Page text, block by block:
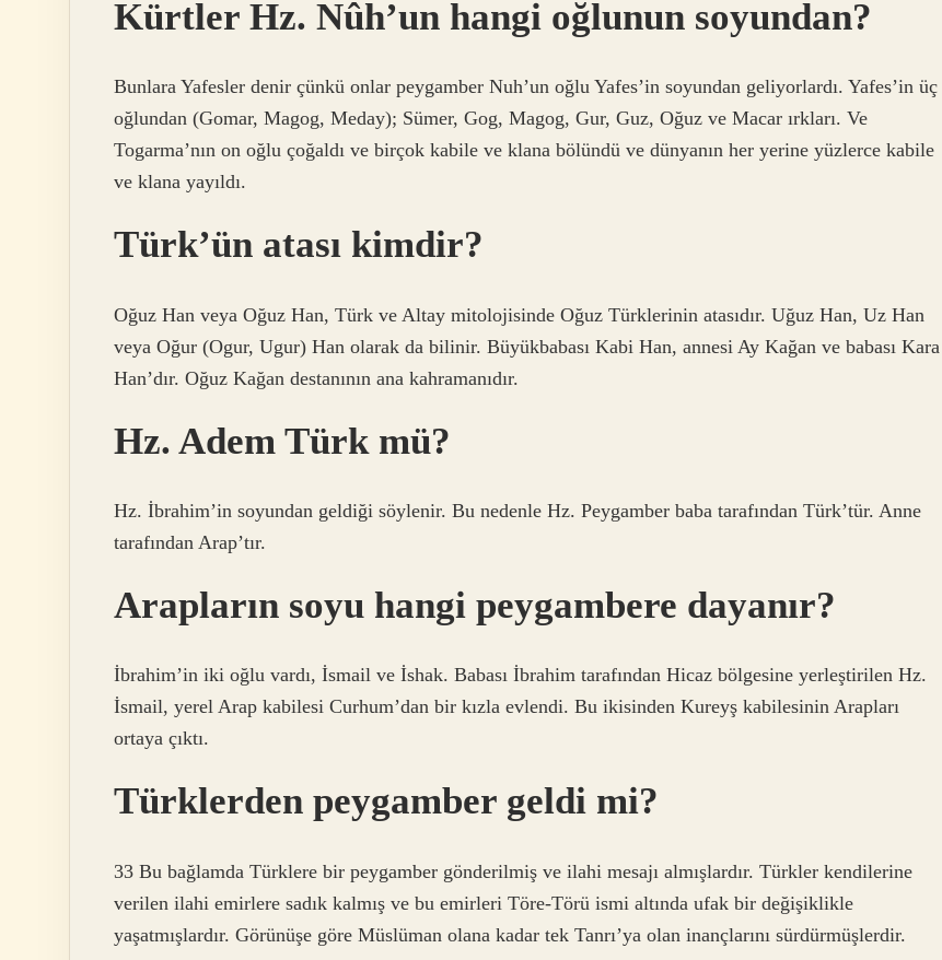
Kürtler Hz. Nûh’un hangi oğlunun soyundan?
Bunlara Yafesler denir çünkü onlar peygamber Nuh’un oğlu Yafes’in soyundan geliyorlardı. Yafes’in üç
oğlundan (Gomar, Magog, Meday); Sümer, Gog, Magog, Gur, Guz, Oğuz ve Macar ırkları. Ve
Togarma’nın on oğlu çoğaldı ve birçok kabile ve klana bölündü ve dünyanın her yerine yüzlerce kabile
ve klana yayıldı.
Türk’ün atası kimdir?
Oğuz Han veya Oğuz Han, Türk ve Altay mitolojisinde Oğuz Türklerinin atasıdır. Uğuz Han, Uz Han
veya Oğur (Ogur, Ugur) Han olarak da bilinir. Büyükbabası Kabi Han, annesi Ay Kağan ve babası Kara
Han’dır. Oğuz Kağan destanının ana kahramanıdır.
Hz. Adem Türk mü?
Hz. İbrahim’in soyundan geldiği söylenir. Bu nedenle Hz. Peygamber baba tarafından Türk’tür. Anne
tarafından Arap’tır.
Arapların soyu hangi peygambere dayanır?
İbrahim’in iki oğlu vardı, İsmail ve İshak. Babası İbrahim tarafından Hicaz bölgesine yerleştirilen Hz.
İsmail, yerel Arap kabilesi Curhum’dan bir kızla evlendi. Bu ikisinden Kureyş kabilesinin Arapları
ortaya çıktı.
Türklerden peygamber geldi mi?
33 Bu bağlamda Türklere bir peygamber gönderilmiş ve ilahi mesajı almışlardır. Türkler kendilerine
verilen ilahi emirlere sadık kalmış ve bu emirleri Töre-Törü ismi altında ufak bir değişiklikle
yaşatmışlardır. Görünüşe göre Müslüman olana kadar tek Tanrı’ya olan inançlarını sürdürmüşlerdir.